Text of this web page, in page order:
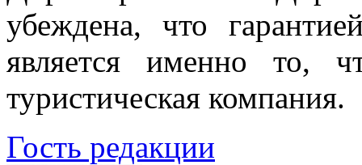
убеждена, что
является именно то,
туристическая компания.
Гость редакции